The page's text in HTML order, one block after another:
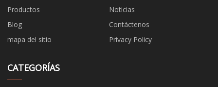
Productos
Noticias
Blog
Contáctenos
mapa del sitio
Privacy Policy
CATEGORÍAS